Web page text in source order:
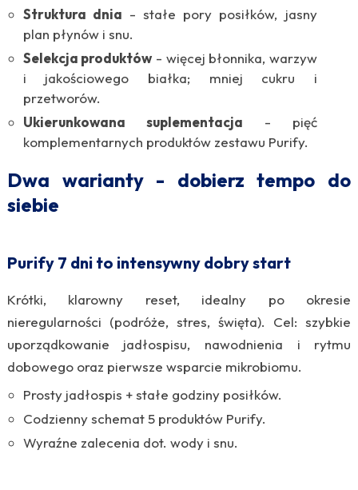
Struktura dnia - stałe pory posiłków, jasny
plan płynów i snu.
Selekcja produktów - więcej błonnika, warzyw
i jakościowego białka; mniej cukru i
przetworów.
Ukierunkowana suplementacja - pięć
komplementarnych produktów zestawu Purify.
Dwa warianty - dobierz tempo do
siebie
Purify 7 dni to intensywny dobry start
Krótki, klarowny reset, idealny po okresie
nieregularności (podróże, stres, święta). Cel: szybkie
uporządkowanie jadłospisu, nawodnienia i rytmu
dobowego oraz pierwsze wsparcie mikrobiomu.
Prosty jadłospis + stałe godziny posiłków.
Codzienny schemat 5 produktów Purify.
Wyraźne zalecenia dot. wody i snu.